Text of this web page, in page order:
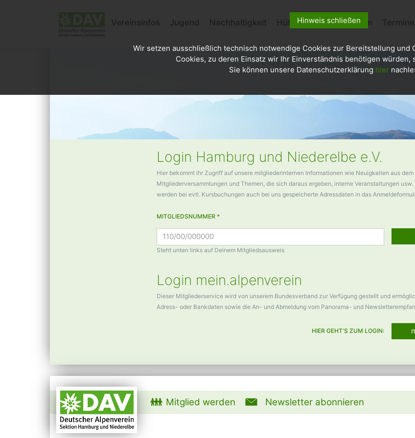
Vereinsinfos Jugend Nachhaltigkeit Hütten Kletterzentrum Termine
Login Hamburg und Niederelbe e.V.
Hier bekommt ihr Zugriff auf unsere mitgliederinternen Informationen wie Neuigkeiten aus dem
Mitgliederversammlungen und Themen, die sich daraus ergeben, interne Veranstaltungen
werden bei evtl. Kursbuchungen auch bei uns gespeicherte Adressdaten in das
MITGLIEDSNUMMER *
Steht unten links auf Deinem Mitgliedsausweis
Login mein.alpenverein
Dieser Mitgliederservice wird von unserem Bundesverband zur Verfügung gestellt und
Adress- oder Bankdaten sowie die An- und Abmeldung vom Panorama- und
HIER GEHT'S ZUM LOGIN:
Mitglied werden Newsletter abonnieren
Hinweis schließen
Wir setzen ausschließlich technisch notwendige Cookies zur Bereitstellung und
Cookies, zu deren Einsatz wir Ihr Einverständnis benötigen würden,
Sie können unsere Datenschutzerklärung hier